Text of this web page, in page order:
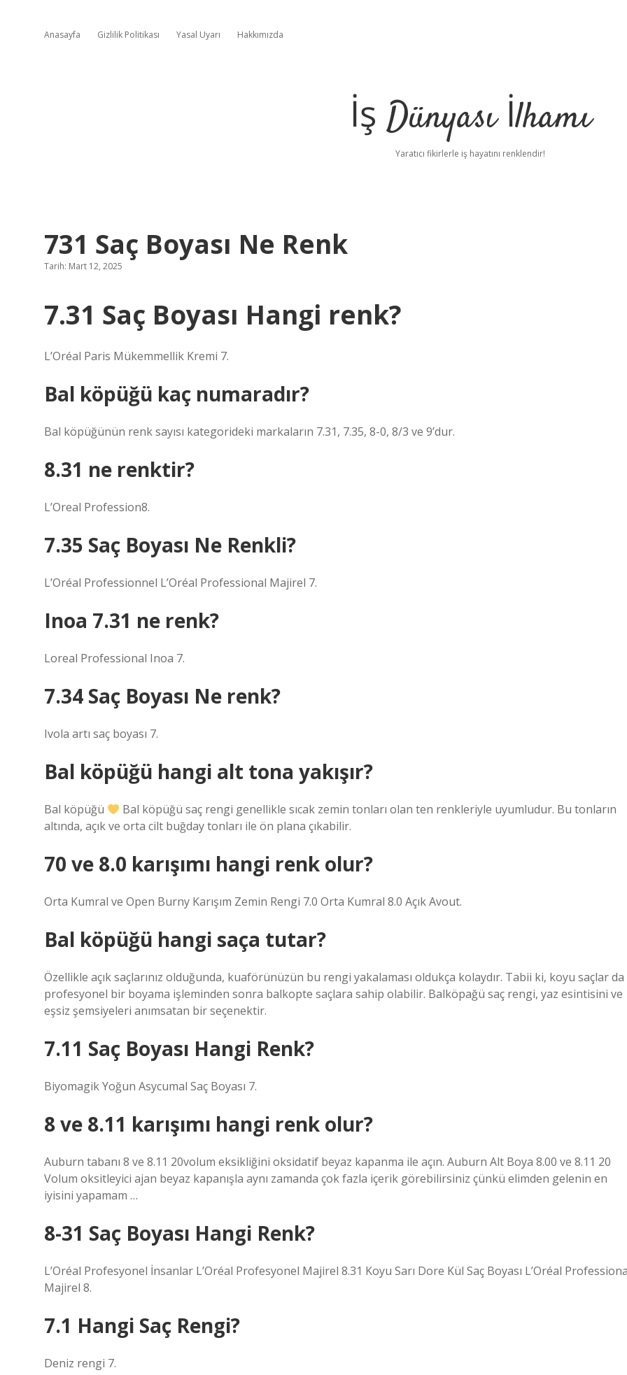
Anasayfa Gizlilik Politikası Yasal Uyarı Hakkımızda
İş Dünyası İlhamı
Yaratıcı fikirlerle iş hayatını renklendir!
731 Saç Boyası Ne Renk
Tarih: Mart 12, 2025
7.31 Saç Boyası Hangi renk?
L’Oréal Paris Mükemmellik Kremi 7.
Bal köpüğü kaç numaradır?
Bal köpüğünün renk sayısı kategorideki markaların 7.31, 7.35, 8-0, 8/3 ve 9’dur.
8.31 ne renktir?
L’Oreal Profession8.
7.35 Saç Boyası Ne Renkli?
L’Oréal Professionnel L’Oréal Professional Majirel 7.
Inoa 7.31 ne renk?
Loreal Professional Inoa 7.
7.34 Saç Boyası Ne renk?
Ivola artı saç boyası 7.
Bal köpüğü hangi alt tona yakışır?
Bal köpüğü
Bal köpüğü saç rengi genellikle sıcak zemin tonları olan ten renkleriyle uyumludur. Bu tonların
altında, açık ve orta cilt buğday tonları ile ön plana çıkabilir.
70 ve 8.0 karışımı hangi renk olur?
Orta Kumral ve Open Burny Karışım Zemin Rengi 7.0 Orta Kumral 8.0 Açık Avout.
Bal köpüğü hangi saça tutar?
Özellikle açık saçlarınız olduğunda, kuaförünüzün bu rengi yakalaması oldukça kolaydır. Tabii ki, koyu saçlar da
profesyonel bir boyama işleminden sonra balkopte saçlara sahip olabilir. Balköpağü saç rengi, yaz esintisini ve
eşsiz şemsiyeleri anımsatan bir seçenektir.
7.11 Saç Boyası Hangi Renk?
Biyomagik Yoğun Asycumal Saç Boyası 7.
8 ve 8.11 karışımı hangi renk olur?
Auburn tabanı 8 ve 8.11 20volum eksikliğini oksidatif beyaz kapanma ile açın. Auburn Alt Boya 8.00 ve 8.11 20
Volum oksitleyici ajan beyaz kapanışla aynı zamanda çok fazla içerik görebilirsiniz çünkü elimden gelenin en
iyisini yapamam …
8-31 Saç Boyası Hangi Renk?
L’Oréal Profesyonel İnsanlar L’Oréal Profesyonel Majirel 8.31 Koyu Sarı Dore Kül Saç Boyası L’Oréal
Majirel 8.
7.1 Hangi Saç Rengi?
Deniz rengi 7.